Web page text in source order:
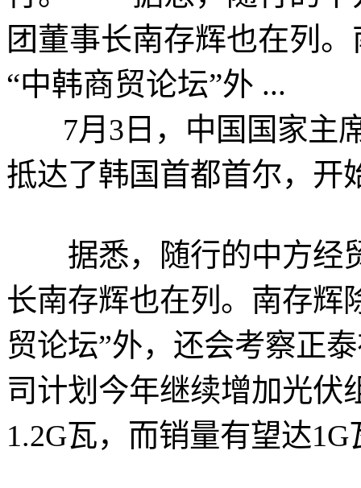
团董事长南存辉也在列
“中韩商贸论坛”外 ...
7月3日，中国国家主
抵达了韩国首都首尔，开
据悉，随行的中方经
长南存辉也在列。南存辉
贸论坛”外，还会考察正
司计划今年继续增加光伏
1.2G瓦，而销量有望达1G